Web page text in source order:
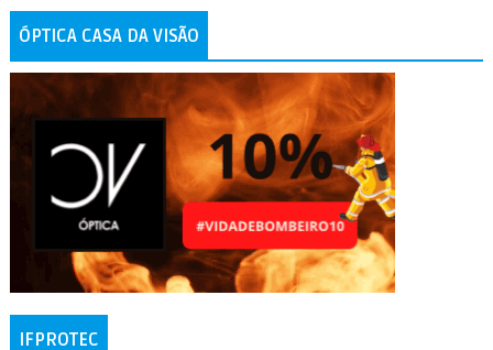
ÓPTICA CASA DA VISÃO
IFPROTEC